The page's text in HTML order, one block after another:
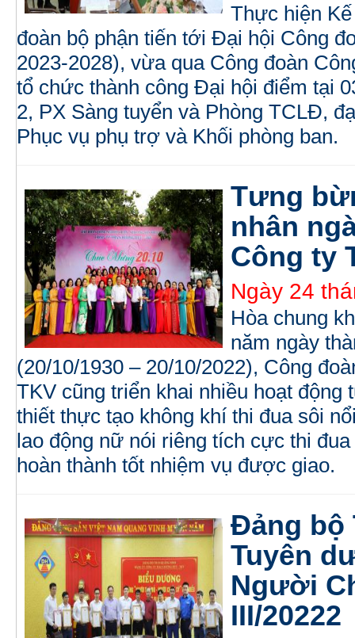
Thực hiện
đoàn bộ phận tiến tới Đại hội Công
2023-2028), vừa qua Công đoàn
tổ chức thành công Đại hội điểm tại
2, PX Sàng tuyển và Phòng TCLĐ,
Phục vụ phụ trợ và Khối phòng ban.
Tưng
nhân
Công ty
Ngày 24
Hòa chung
năm ngày
(20/10/1930 – 20/10/2022), Công
TKV cũng triển khai nhiều hoạt
thiết thực tạo không khí thi đua sôi
lao động nữ nói riêng tích cực thi
hoàn thành tốt nhiệm vụ được giao.
Đảng bộ
Tuyên
Người
III/20222